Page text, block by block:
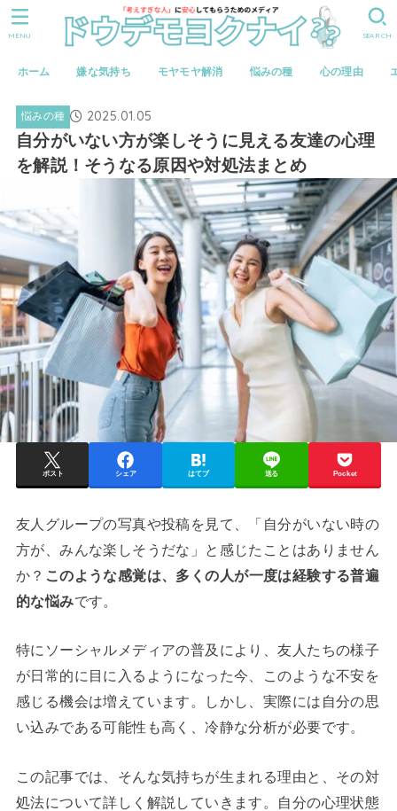
ホーム 嫌な気持ち モヤモヤ解消 悩みの種 心の理由
SEARCH
MENU
悩みの種 2025.01.05
自分がいない方が楽しそうに見える友達の心理
を解説！そうなる原因や対処法まとめ
ポスト シェア はてブ 送る Pocket
友人グループの写真や投稿を見て、「自分がいない時の
方が、みんな楽しそうだな」と感じたことはありません
か？ このような感覚は、多くの人が一度は経験する普遍
的な悩みです。
特にソーシャルメディアの普及により、友人たちの様子
が日常的に目に入るようになった今、このような不安を
感じる機会は増えています。しかし、実際には自分の思
い込みである可能性も高く、冷静な分析が必要です。
この記事では、そんな気持ちが生まれる理由と、その対
処法について詳しく解説していきます。自分の心理状態